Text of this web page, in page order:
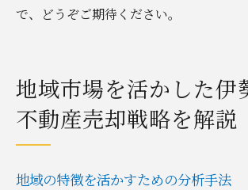
で、どうぞご期待ください。
地域市場を活かした伊
不動産売却戦略を解説
地域の特徴を活かすための分析手法